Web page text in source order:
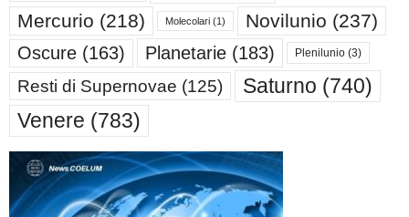
Mercurio (218) Molecolari (1) Novilunio (237)
Oscure (163) Planetarie (183) Plenilunio (3)
Resti di Supernovae (125) Saturno (740)
Venere (783)